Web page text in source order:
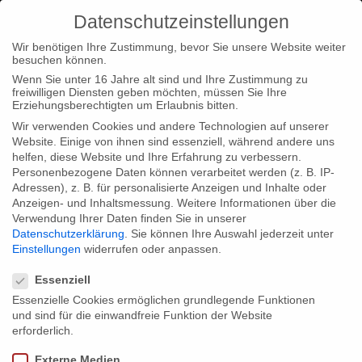
Datenschutzeinstellungen
Wir benötigen Ihre Zustimmung, bevor Sie unsere Website weiter
besuchen können.
Wenn Sie unter 16 Jahre alt sind und Ihre Zustimmung zu
freiwilligen Diensten geben möchten, müssen Sie Ihre
Erziehungsberechtigten um Erlaubnis bitten.
Wir verwenden Cookies und andere Technologien auf unserer
Website. Einige von ihnen sind essenziell, während andere uns
helfen, diese Website und Ihre Erfahrung zu verbessern.
Personenbezogene Daten können verarbeitet werden (z. B. IP-
Adressen), z. B. für personalisierte Anzeigen und Inhalte oder
Anzeigen- und Inhaltsmessung. Weitere Informationen über die
Verwendung Ihrer Daten finden Sie in unserer
Datenschutzerklärung
Sie können Ihre Auswahl jederzeit unter
Einstellungen widerrufen oder anpassen.
Essenziell
Essenzielle Cookies ermöglichen grundlegende Funktionen
und sind für die einwandfreie Funktion der Website
erforderlich.